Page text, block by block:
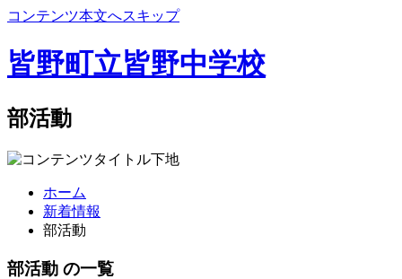
コンテンツ本文へスキップ
皆野町立皆野中学校
部活動
ホーム
新着情報
部活動
部活動 の一覧